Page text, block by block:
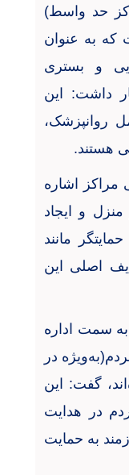
حد واسط)
به عنوان
و بستری
داشت: این
روانپزشک،
هستند.
مراکز اشاره
و ایجاد
مانند
اصلی این
به سمت اداره
در
گفت: این
در هدایت
به حمایت